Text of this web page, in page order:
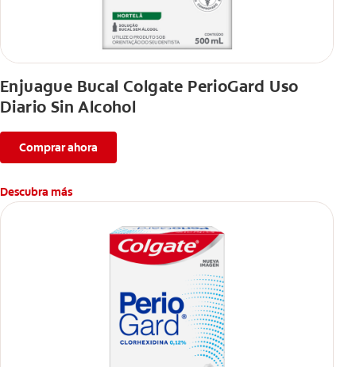
Enjuague Bucal Colgate PerioGard Uso
Diario Sin Alcohol
Comprar ahora
Descubra más